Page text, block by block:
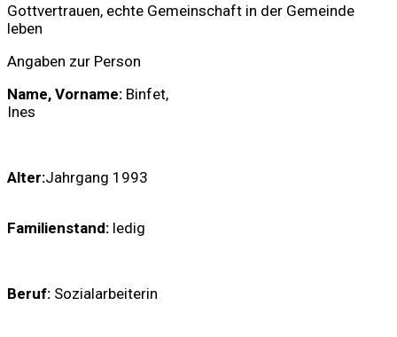
Gottvertrauen, echte Gemeinschaft in der Gemeinde
leben
Angaben zur Person
Name, Vorname: Binfet,
Ines
Alter:Jahrgang 1993
Familienstand: ledig
Beruf: Sozialarbeiterin